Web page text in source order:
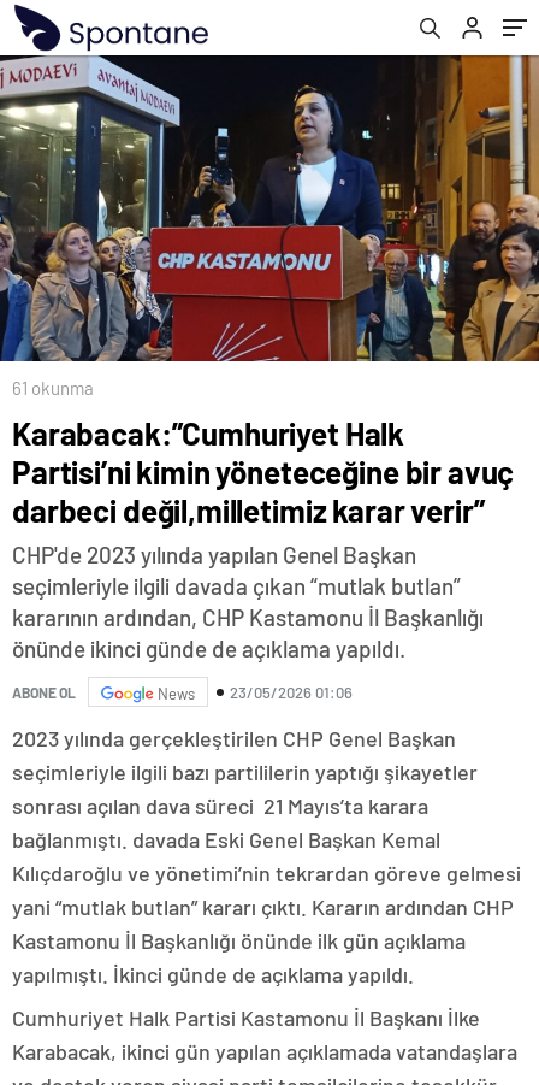
61 okunma
Karabacak:”Cumhuriyet Halk
Partisi’ni kimin yöneteceğine bir avuç
darbeci değil,milletimiz karar verir”
CHP'de 2023 yılında yapılan Genel Başkan
seçimleriyle ilgili davada çıkan “mutlak butlan”
kararının ardından, CHP Kastamonu İl Başkanlığı
önünde ikinci günde de açıklama yapıldı.
ABONE OL News 23/05/2026 01:06
2023 yılında gerçekleştirilen CHP Genel Başkan
seçimleriyle ilgili bazı partililerin yaptığı şikayetler
sonrası açılan dava süreci 21 Mayıs’ta karara
bağlanmıştı. davada Eski Genel Başkan Kemal
Kılıçdaroğlu ve yönetimi’nin tekrardan göreve gelmesi
yani “mutlak butlan” kararı çıktı. Kararın ardından CHP
Kastamonu İl Başkanlığı önünde ilk gün açıklama
yapılmıştı. İkinci günde de açıklama yapıldı.
Cumhuriyet Halk Partisi Kastamonu İl Başkanı İlke
Karabacak, ikinci gün yapılan açıklamada vatandaşlara